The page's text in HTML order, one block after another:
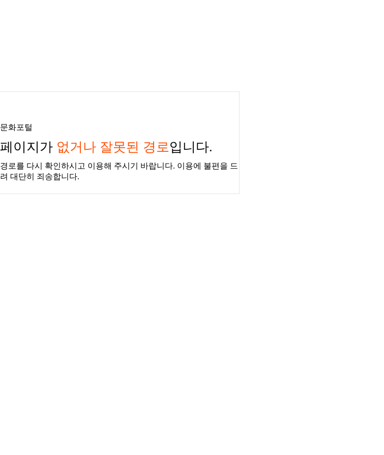
문화포털
페이지가 없거나 잘못된 경로입니다.
경로를 다시 확인하시고 이용해 주시기 바랍니다. 이용에 불편을 드
려 대단히 죄송합니다.